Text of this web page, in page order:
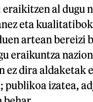
al dugu
eta
artean
eraikuntza
ez dira aldaketak
publikoa izatea,